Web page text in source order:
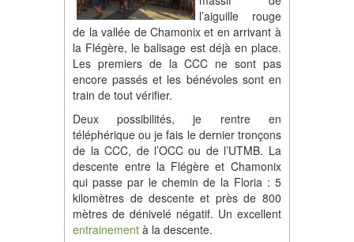
l’aiguille rouge
de la vallée de Chamonix et en arrivant à
la Flégère, le balisage est déjà en place.
Les premiers de la CCC ne sont pas
encore passés et les bénévoles sont en
train de tout vérifier.
Deux possibilités, je rentre en
téléphérique ou je fais le dernier tronçons
de la CCC, de l’OCC ou de l’UTMB. La
descente entre la Flégère et Chamonix
qui passe par le chemin de la Floria : 5
kilomètres de descente et près de 800
mètres de dénivelé négatif. Un excellent
entrainement à la descente.